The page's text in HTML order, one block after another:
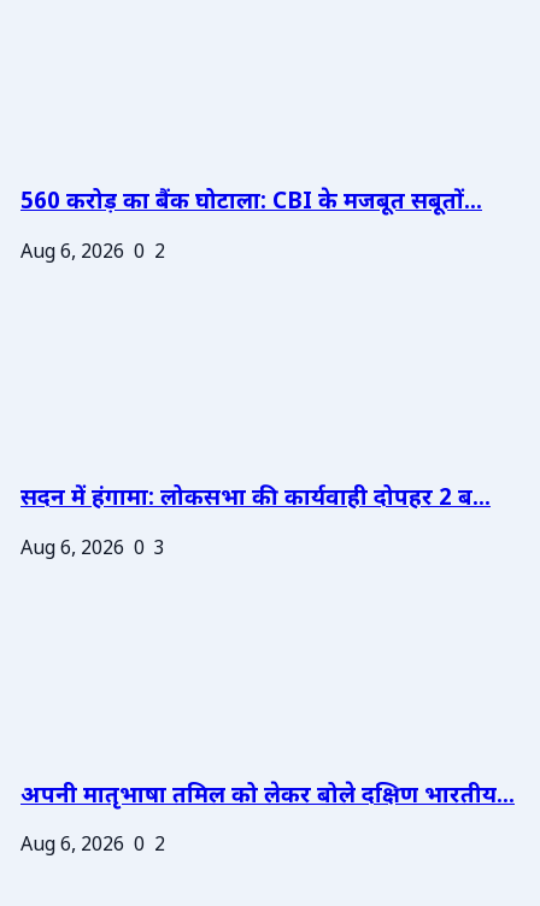
560 करोड़ का बैंक घोटाला: CBI के मजबूत सबूतों...
Aug 6, 2026 0 2
सदन में हंगामा: लोकसभा की कार्यवाही दोपहर 2 ब...
Aug 6, 2026 0 3
अपनी मातृभाषा तमिल को लेकर बोले दक्षिण भारतीय...
Aug 6, 2026 0 2